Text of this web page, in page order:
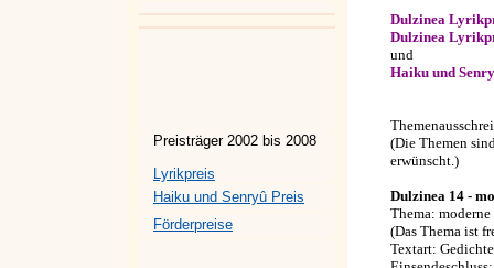
Preisträger 2002 bis 2008
Lyrikpreis
Haiku und Senryû Preis
Förderpreise
Dulzinea
Dulzinea
und
Haiku und
(Die Themen
erwünscht.)
Dulzinea 14 -
Thema:
(Das Thema ist
Textart: